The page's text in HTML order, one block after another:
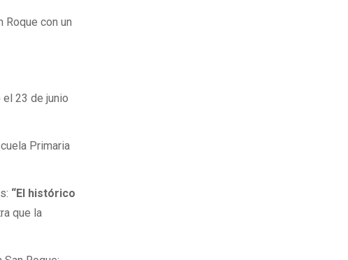
Roque con un
el 23 de junio
Primaria
“El histórico
que la